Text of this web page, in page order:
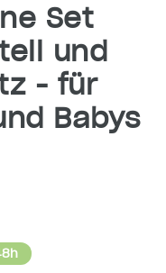
Set
und
- für
Babys